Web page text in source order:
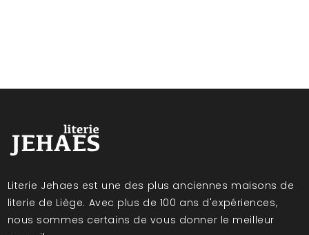
Literie Jehaes est une des plus anciennes maisons de
literie de Liège. Avec plus de 100 ans d'expériences,
nous sommes certains de vous donner le meilleur